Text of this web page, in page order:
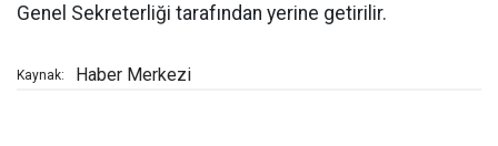
Genel Sekreterliği tarafından yerine getirilir.
Kaynak: Haber Merkezi